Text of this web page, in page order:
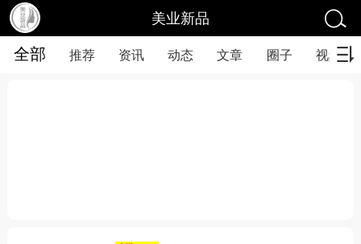
美业新品
全部 推荐 资讯 动态 文章 圈子 视频